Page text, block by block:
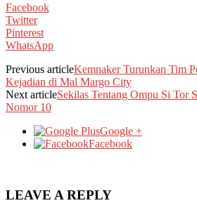
Facebook
Twitter
Pinterest
WhatsApp
Previous articleKemnaker Turunkan Tim
Kejadian di Mal Margo City
Next articleSekilas Tentang Ompu Si Tor
Nomor 10
Google +
Facebook
LEAVE A REPLY